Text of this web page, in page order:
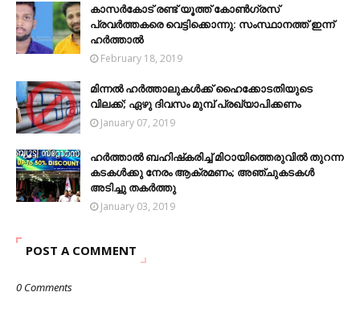
കാസര്‍കോട്‌ രണ്ട് യൂത്ത് കോണ്‍ഗ്രസ്
പ്രവര്‍ത്തകരെ വെട്ടിക്കൊന്നു: സംസ്ഥാനത്ത് ഇന്ന്
ഹര്‍ത്താല്‍
February 18, 2019
മിന്നല്‍ ഹര്‍ത്താലുകള്‍ക്ക് ഹൈക്കോടതിയുടെ
വിലക്ക്; ഏഴു ദിവസം മുമ്പ് പ്രഖ്യാപിക്കണം
January 07, 2019
ഹര്‍ത്താല്‍ ബഹിഷ്‌കരിച്ച് മിഠായിത്തെരുവിൽ തുറന്ന
കടകൾക്കു നേരം ആക്രമണം; അഞ്ചുകടകൾ
അടിച്ചു തകർത്തു
January 03, 2019
POST A COMMENT
0 Comments